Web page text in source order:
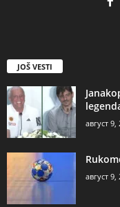
JOŠ VESTI
август 9,
август 9,